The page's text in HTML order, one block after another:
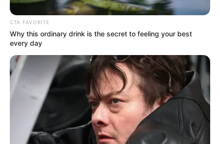
CTA FAVORITE
Why this ordinary drink is the secret to feeling your best
every day